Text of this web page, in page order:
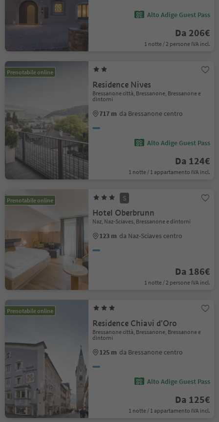
Alto Adige Guest Pass
Da 206€
1 notte / 2 persone IVA incl.
Prenotabile online
Residence Nives
Bressanone città, Bressanone, Bressanone e
dintorni
717 m da Bressanone centro
Alto Adige Guest Pass
Da 124€
1 notte / 1 appartamento IVA incl.
Prenotabile online S
Hotel Oberbrunn
Naz, Naz-Sciaves, Bressanone e dintorni
123 m da Naz-Sciaves centro
Da 186€
1 notte / 2 persone IVA incl.
Prenotabile online
Residence Chiavi d'Oro
Bressanone città, Bressanone, Bressanone e
dintorni
125 m da Bressanone centro
Alto Adige Guest Pass
Da 125€
1 notte / 1 appartamento IVA incl.